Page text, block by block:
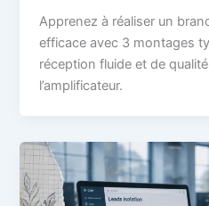
Apprenez à réaliser un
efficace avec 3 montages
réception fluide et de
l’amplificateur.